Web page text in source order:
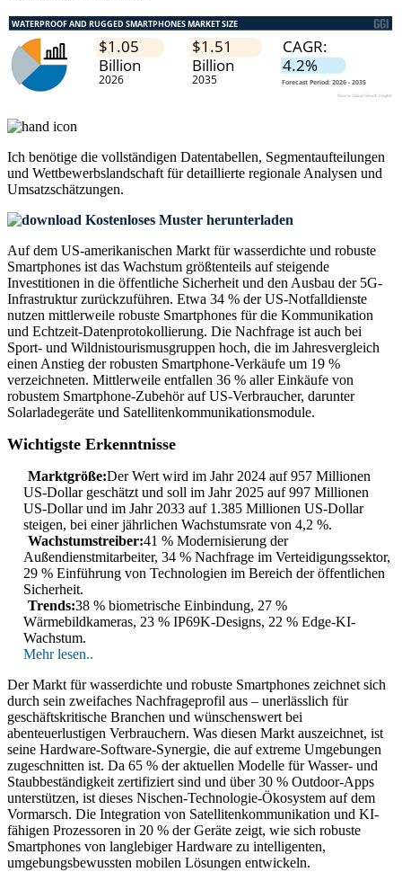
Ich benötige die vollständigen Datentabellen, Segmentaufteilungen
und Wettbewerbslandschaft für detaillierte regionale Analysen und
Umsatzschätzungen.
Kostenloses Muster herunterladen
Auf dem US-amerikanischen Markt für wasserdichte und robuste
Smartphones ist das Wachstum größtenteils auf steigende
Investitionen in die öffentliche Sicherheit und den Ausbau der 5G-
Infrastruktur zurückzuführen. Etwa 34 % der US-Notfalldienste
nutzen mittlerweile robuste Smartphones für die Kommunikation
und Echtzeit-Datenprotokollierung. Die Nachfrage ist auch bei
Sport- und Wildnistourismusgruppen hoch, die im Jahresvergleich
einen Anstieg der robusten Smartphone-Verkäufe um 19 %
verzeichneten. Mittlerweile entfallen 36 % aller Einkäufe von
robustem Smartphone-Zubehör auf US-Verbraucher, darunter
Solarladegeräte und Satellitenkommunikationsmodule.
Wichtigste Erkenntnisse
Marktgröße:Der Wert wird im Jahr 2024 auf 957 Millionen
US-Dollar geschätzt und soll im Jahr 2025 auf 997 Millionen
US-Dollar und im Jahr 2033 auf 1.385 Millionen US-Dollar
steigen, bei einer jährlichen Wachstumsrate von 4,2 %.
Wachstumstreiber:41 % Modernisierung der
Außendienstmitarbeiter, 34 % Nachfrage im Verteidigungssektor,
29 % Einführung von Technologien im Bereich der öffentlichen
Sicherheit.
Trends:38 % biometrische Einbindung, 27 %
Wärmebildkameras, 23 % IP69K-Designs, 22 % Edge-KI-
Wachstum.
Mehr lesen..
Der Markt für wasserdichte und robuste Smartphones zeichnet sich
durch sein zweifaches Nachfrageprofil aus – unerlässlich für
geschäftskritische Branchen und wünschenswert bei
abenteuerlustigen Verbrauchern. Was diesen Markt auszeichnet, ist
seine Hardware-Software-Synergie, die auf extreme Umgebungen
zugeschnitten ist. Da 65 % der aktuellen Modelle für Wasser- und
Staubbeständigkeit zertifiziert sind und über 30 % Outdoor-Apps
unterstützen, ist dieses Nischen-Technologie-Ökosystem auf dem
Vormarsch. Die Integration von Satellitenkommunikation und KI-
fähigen Prozessoren in 20 % der Geräte zeigt, wie sich robuste
Smartphones von langlebiger Hardware zu intelligenten,
umgebungsbewussten mobilen Lösungen entwickeln.